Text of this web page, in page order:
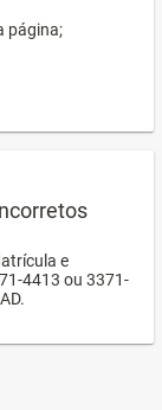
página;
e
4413 ou 3371-